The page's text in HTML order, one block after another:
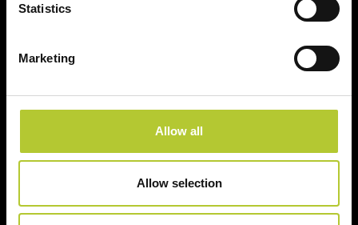
Statistics
Marketing
Allow all
Allow selection
consolidata nel tempo
Serramentisti Domal